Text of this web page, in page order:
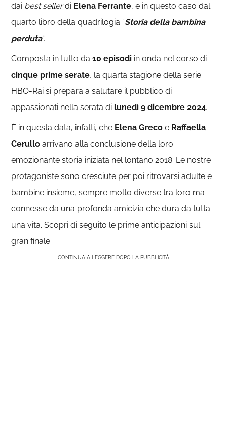
dai best sellerdi Elena Ferrante, e in questo caso dal
quarto libro della quadrilogia “Storia della bambina
perduta“.
Composta in tutto da10 episodi in onda nel corso di
cinque prime serate, la quarta stagione della serie
HBO-Rai si prepara a salutare il pubblico di
appassionati nella serata di lunedì 9 dicembre 2024.
È in questa data, infatti, che Elena Greco e Raffaella
Cerullo arrivano alla conclusione della loro
emozionante storia iniziata nel lontano 2018. Le nostre
protagoniste sono cresciute per poi ritrovarsi adulte e
bambine insieme, sempre molto diverse tra loro ma
connesse da una profonda amicizia che dura da tutta
una vita. Scopri di seguito le prime anticipazioni sul
gran finale.
CONTINUA A LEGGERE DOPO LA PUBBLICITÀ